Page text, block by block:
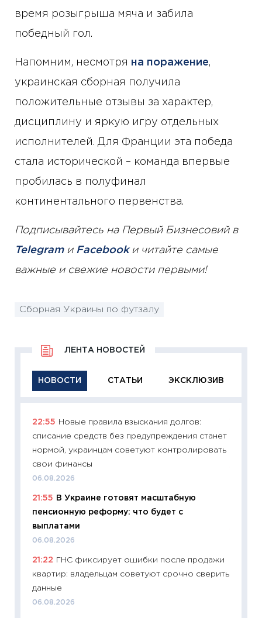
время розыгрыша мяча и забила
победный гол.
Напомним, несмотря на поражение,
украинская сборная получила
положительные отзывы за характер,
дисциплину и яркую игру отдельных
исполнителей. Для Франции эта победа
стала исторической – команда впервые
пробилась в полуфинал
континентального первенства.
Подписывайтесь на Первый Бизнесовий в
Telegramи Facebookи читайте самые
важные и свежие новости первыми!
Сборная Украины по футзалу
НОВОСТИ СТАТЬИ ЭКСКЛЮЗИВ
ЛЕНТА НОВОСТЕЙ
22:55
Новые правила взыскания долгов:
списание средств без предупреждения станет
нормой, украинцам советуют контролировать
свои финансы
06.08.2026
21:55
В Украине готовят масштабную
пенсионную реформу: что будет с
выплатами
06.08.2026
21:22
ГНС фиксирует ошибки после продажи
квартир: владельцам советуют срочно сверить
данные
06.08.2026